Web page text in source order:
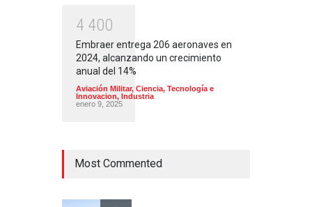
4 400
Embraer entrega 206 aeronaves en
2024, alcanzando un crecimiento
anual del 14%
Aviación Militar, Ciencia, Tecnología e
Innovacion, Industria
enero 9, 2025
Most Commented